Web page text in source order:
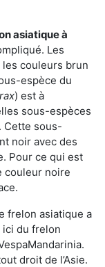
asiatiqueà
Les
couleurs brun
espèce du
) est à
sous-espèces
Cette sous-
noir avec des
Pour ce qui est
couleur noire
frelon asiatique a
du frelon
droit de l’Asie.